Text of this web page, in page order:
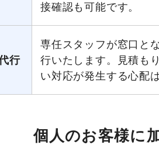
接確認も可能です。
行
専任スタッフが窓口と
行いたします。見積も
い対応が発生する心配
個人のお客様に